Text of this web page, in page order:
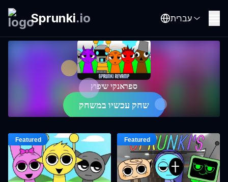
Sprunki.io עברית
ספראנקי שיפוץ
שחק עכשיו במשחק